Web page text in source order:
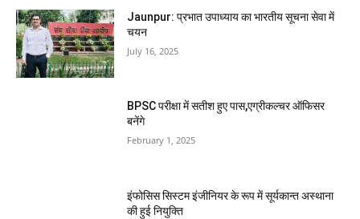
Jaunpur: प्रभात उपाध्याय का भारतीय सूचना सेवा में
चयन
July 16, 2025
BPSC परीक्षा में सतीश हुए पास,एग्रीकल्चर ऑफिसर
बनेंगे
February 1, 2025
इंफोसिस सिस्टम इंजीनियर के रूप में सूर्यकान्त अस्थाना
की हुई नियुक्ति